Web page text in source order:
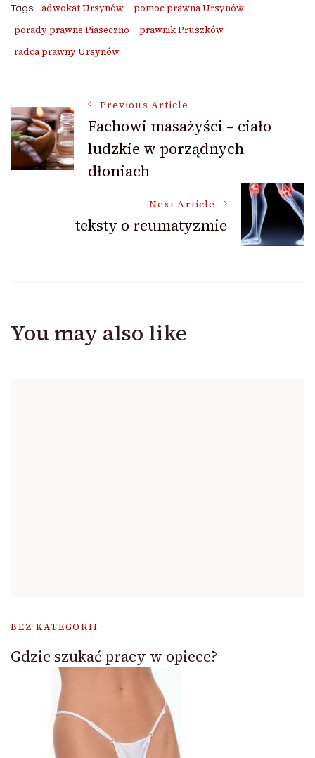
Tags: adwokat Ursynów
pomoc prawna Ursynów
porady prawne Piaseczno
prawnik Pruszków
radca prawny Ursynów
Post
Navigation
Previous Article
Fachowi masażyści – ciało
ludzkie w porządnych
dłoniach
Next Article
teksty o reumatyzmie
You may also like
BEZ KATEGORII
Gdzie szukać pracy w opiece?